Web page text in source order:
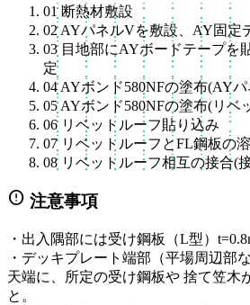
01 断熱材敷設
02 AYパネルVを敷設、AY固定
03 目地部にAYボードテープを
定
04 AYボンド580NFの塗布(AY
05 AYボンド580NFの塗布(リベ
06 リベットルーフ貼り込み
07 リベットルーフとFL鋼板の
08 リベットルーフ相互の接合(
error 注意事項
・出入隅部には受け鋼板（L型）
・デッキプレート端部（平場周辺部
天端に、所定の受け鋼板や 捨て笠木
と。